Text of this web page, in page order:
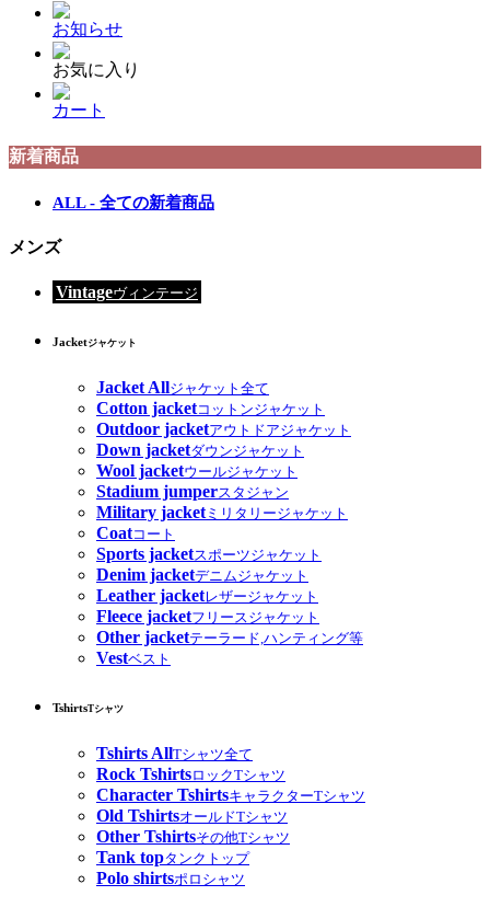
お知らせ
お気に入り
カート
新着商品
ALL - 全ての新着商品
メンズ
Vintageヴィンテージ
Jacketジャケット
Jacket Allジャケット全て
Cotton jacketコットンジャケット
Outdoor jacketアウトドアジャケット
Down jacketダウンジャケット
Wool jacketウールジャケット
Stadium jumperスタジャン
Military jacketミリタリージャケット
Coatコート
Sports jacketスポーツジャケット
Denim jacketデニムジャケット
Leather jacketレザージャケット
Fleece jacketフリースジャケット
Other jacketテーラード,ハンティング等
Vestベスト
TshirtsTシャツ
Tshirts AllTシャツ全て
Rock TshirtsロックTシャツ
Character TshirtsキャラクターTシャツ
Old TshirtsオールドTシャツ
Other Tshirtsその他Tシャツ
Tank topタンクトップ
Polo shirtsポロシャツ